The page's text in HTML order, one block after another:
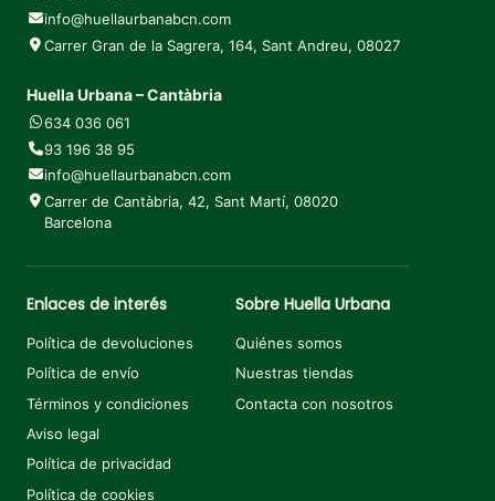
info@huellaurbanabcn.com
Carrer Gran de la Sagrera, 164, Sant Andreu, 08027
Huella Urbana – Cantàbria
634 036 061
93 196 38 95
info@huellaurbanabcn.com
Carrer de Cantàbria, 42, Sant Martí, 08020
Barcelona
Enlaces de interés
Política de devoluciones
Política de envío
Términos y condiciones
Aviso legal
Política de privacidad
Política de cookies
Sobre Huella Urbana
Quiénes somos
Nuestras tiendas
Contacta con nosotros